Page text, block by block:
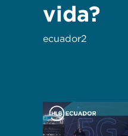
vida?
ecuador2